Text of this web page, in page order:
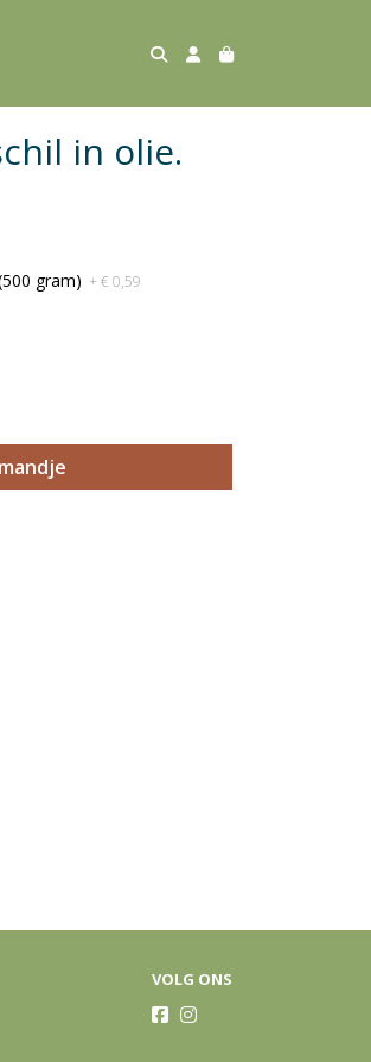
in olie.
gram) + € 0,59
VOLG ONS